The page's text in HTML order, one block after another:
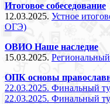
Итоговое собеседование
12.03.2025. Устное
ОГЭ)
ОВИО Наше наследие
15.03.2025.
ОПК основы
22.03.2025. Финальный
22.03.2025. Финальный